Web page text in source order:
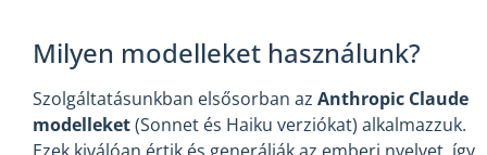
Milyen modelleket használunk?
Szolgáltatásunkban elsősorban az Anthropic Claude
modelleket(Sonnet és Haiku verziókat) alkalmazzuk.